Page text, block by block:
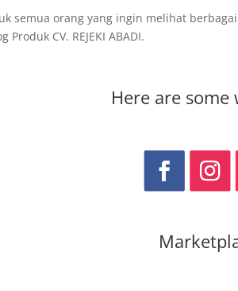
semua orang yang ingin melihat
CV. REJEKI ABADI.
Here are some